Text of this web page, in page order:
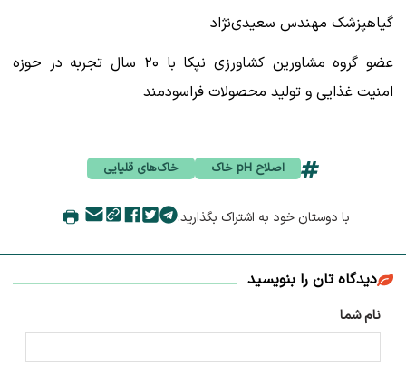
گیاهپزشک مهندس سعیدی‌نژاد
عضو گروه مشاورین کشاورزی نپکا با ۲۰ سال تجربه در حوزه
امنیت غذایی و تولید محصولات فراسودمند
اصلاح pH خاک خاک‌های قلیایی
با دوستان خود به اشتراک بگذارید:
دیدگاه تان را بنویسید
نام شما